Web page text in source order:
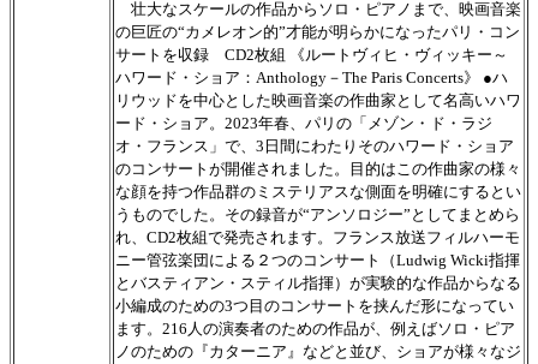
壮大なスケールの作品からソロ・ピアノまで、映画音楽
の巨匠の“カメレオン的”才能が明らかになったパリ・コン
サートを収録 CD2枚組 《ルートヴィヒ・ヴィッキー～
ハワード・ショア：Anthology－The Paris Concerts》 ●ハ
リウッドを中心とした映画音楽の作曲家として名高いハワ
ード・ショア。2023年春、パリの「メゾン・ド・ラジ
オ・フランス」で、3日間にわたりそのハワード・ショア
のコンサートが開催されました。目的はこの作曲家の様々
な顔を持つ作品群のミステリアスな側面を明確にするとい
うものでした。その録音が“アンソロジー”としてまとめら
れ、CD2枚組で発売されます。フランス放送フィルハーモ
ニー管弦楽団による２つのコンサート（Ludwig Wicki指揮
とバスティアン・スティル指揮）が実験的な作品からなる
小編成のための3つ目のコンサートを挟んだ形になってい
ます。216人の演奏者のための作品が、例えばソロ・ピア
ノのための『カターニア』などと並び、ショアが様々なジ